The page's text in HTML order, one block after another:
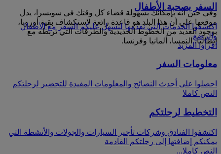
وفي حين أنه بإمكانك بسهولة قضاء كل وقتك في سويسرا، يدل
موقعها على أن هذا البلد هو قاعدة رائعة لاستكشاف بقية أوروبا،
بوجود العديد من الخطوط الحديدية والطرقات التي تربطه مع
إيطاليا، النمسا، ألمانيا وفرنسا.
السفر بصحبة الأطفال
اكتشفوا الخدمات التي نقدمها لنسهل عليكم السفر مع الأطفال
والرضع
اقرأوا المزيد
معلومات السفر
احصلوا على أحدث النصائح والمعلومات المفيدة للتحضير لرحلتكم
النص كاملا
التخطيط لرحلتكم
اكتشفوا الفنادق وشركات تأجير السيارات والجولات والأنشطة التي
يمكنكم إضافتها إلى رحلتكم القادمة
النص كاملا...